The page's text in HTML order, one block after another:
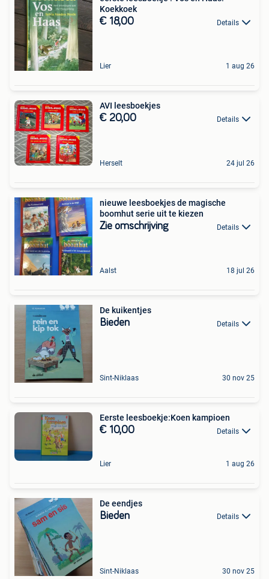
Koekkoek
€ 18,00 Details
Lier 1 aug 26
AVI leesboekjes
€ 20,00 Details
Herselt 24 jul 26
nieuwe leesboekjes de magische
boomhut serie uit te kiezen
Zie omschrijving Details
Aalst 18 jul 26
De kuikentjes
Bieden Details
Sint-Niklaas 30 nov 25
Eerste leesboekje:Koen kampioen
€ 10,00 Details
Lier 1 aug 26
De eendjes
Bieden Details
Sint-Niklaas 30 nov 25